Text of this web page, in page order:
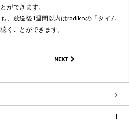
ができます。
、放送後1週間以内はradikoの「タイム
くことができます。
NEXT